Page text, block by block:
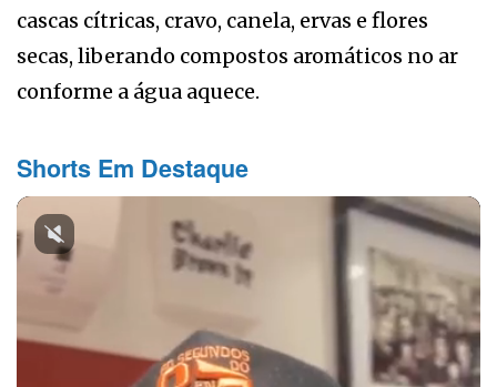
cascas cítricas, cravo, canela, ervas e flores
secas, liberando compostos aromáticos no ar
conforme a água aquece.
Shorts Em Destaque